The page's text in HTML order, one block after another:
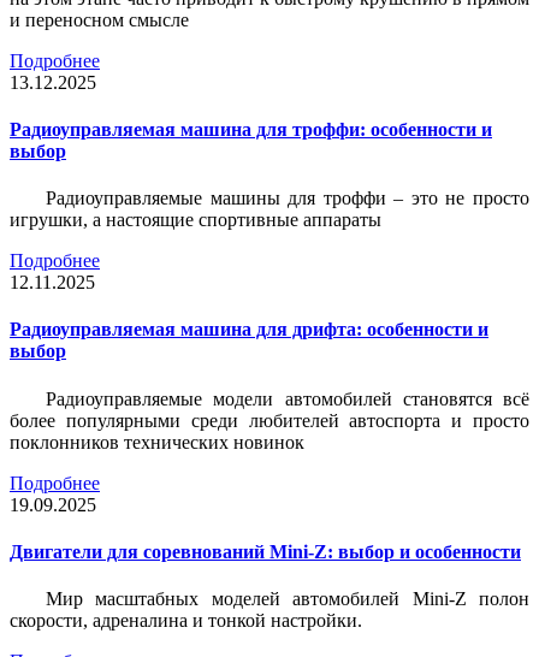
и переносном смысле
Подробнее
13.12.2025
Радиоуправляемая машина для троффи: особенности и
выбор
Радиоуправляемые машины для троффи – это не просто
игрушки, а настоящие спортивные аппараты
Подробнее
12.11.2025
Радиоуправляемая машина для дрифта: особенности и
выбор
Радиоуправляемые модели автомобилей становятся всё
более популярными среди любителей автоспорта и просто
поклонников технических новинок
Подробнее
19.09.2025
Двигатели для соревнований Mini-Z: выбор и особенности
Мир масштабных моделей автомобилей Mini-Z полон
скорости, адреналина и тонкой настройки.